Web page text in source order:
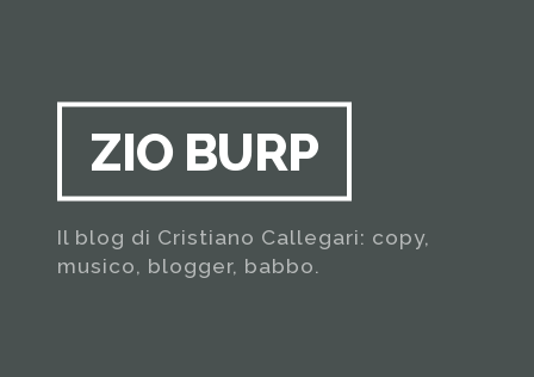
ZIO BURP
Il blog di Cristiano Callegari: copy,
musico, blogger, babbo.